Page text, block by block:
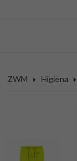
ZWM Higiena